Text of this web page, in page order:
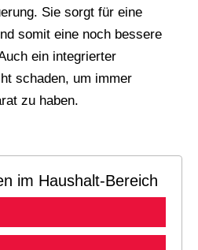
Sie sorgt für eine
somit eine noch bessere
ein integrierter
schaden, um immer
zu haben.
im Haushalt-Bereich